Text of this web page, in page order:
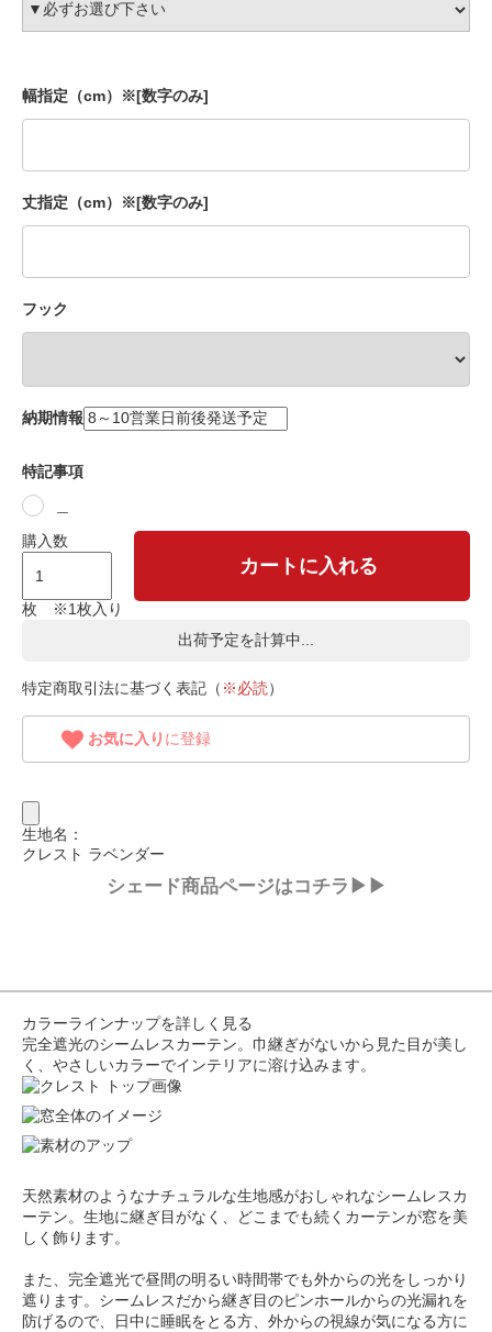
幅指定（cm）※[数字のみ]
丈指定（cm）※[数字のみ]
フック
納期情報
特記事項
購入数
枚 ※1枚入り
カートに入れる
出荷予定を計算中...
特定商取引法に基づく表記（ ※必読）
お気に入り に登録
生地名：
クレスト ラベンダー
シェード商品ページはコチラ▶▶
カラーラインナップを詳しく見る
完全遮光のシームレスカーテン。巾継ぎがないから見た目が美し
く、やさしいカラーでインテリアに溶け込みます。
天然素材のようなナチュラルな生地感がおしゃれなシームレスカ
ーテン。生地に継ぎ目がなく、どこまでも続くカーテンが窓を美
しく飾ります。
また、完全遮光で昼間の明るい時間帯でも外からの光をしっかり
遮ります。シームレスだから継ぎ目のピンホールからの光漏れを
防げるので、日中に睡眠をとる方、外からの視線が気になる方に